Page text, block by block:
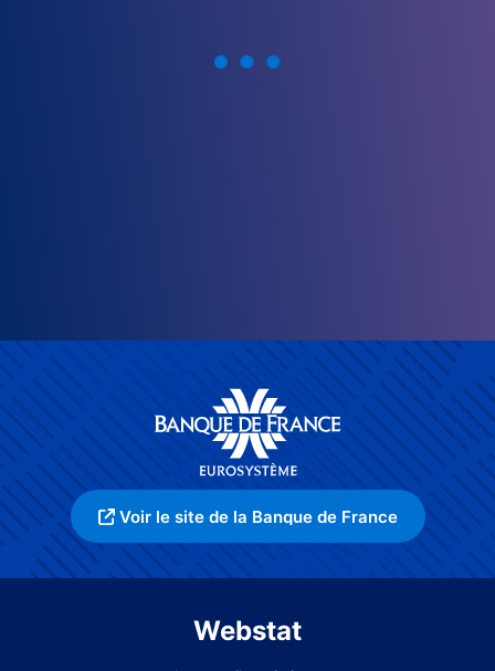
Voir le site de la Banque de France
Webstat